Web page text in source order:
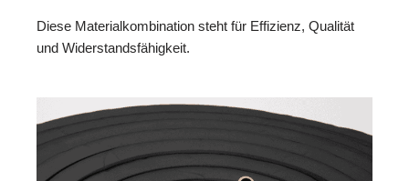
Diese Materialkombination steht für Effizienz, Qualität
und Widerstandsfähigkeit.